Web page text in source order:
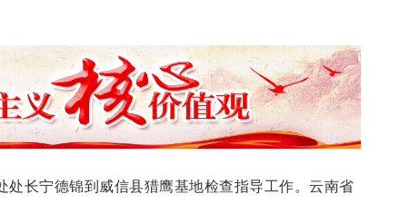
长宁德锦到威信县猎鹰基地检查指导工作。云南省